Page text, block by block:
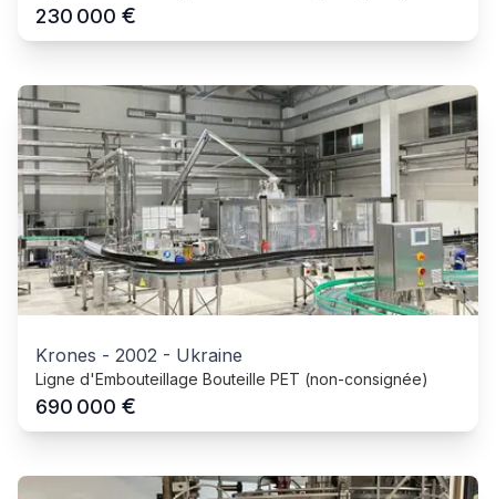
230 000 €
Krones - 2002 - Ukraine
Ligne d'Embouteillage Bouteille PET (non-consignée)
690 000 €